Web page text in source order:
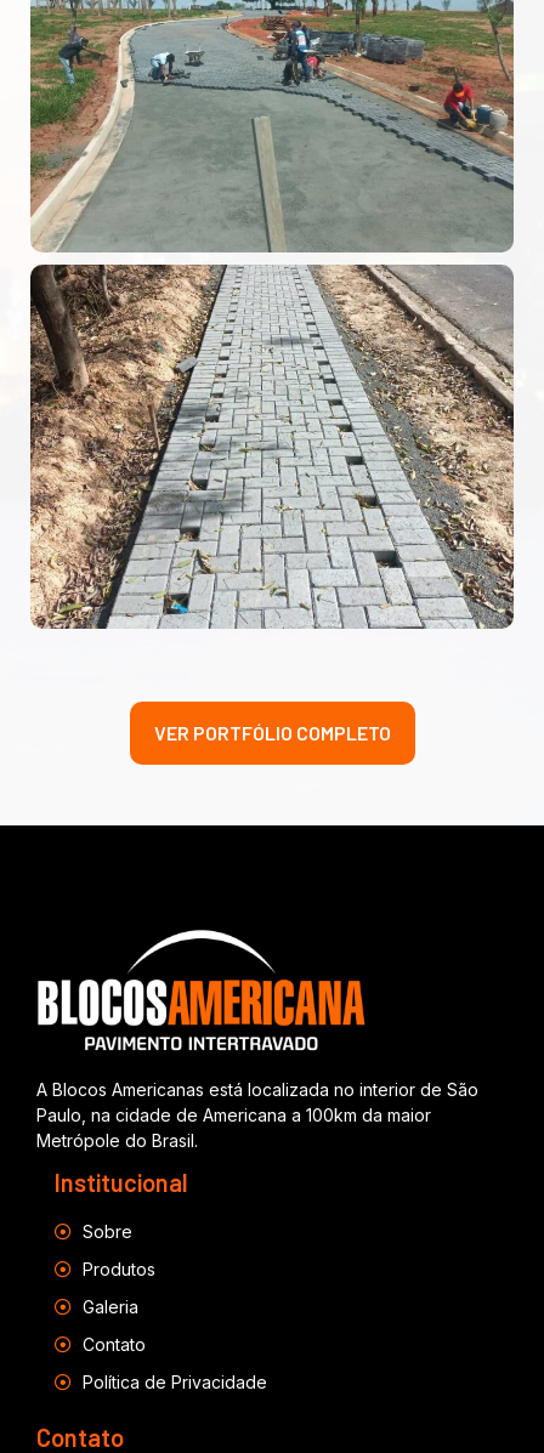
VER PORTFÓLIO COMPLETO
A Blocos Americanas está localizada no interior de São
Paulo, na cidade de Americana a 100km da maior
Metrópole do Brasil.
Institucional
Sobre
Produtos
Galeria
Contato
Política de Privacidade
Contato